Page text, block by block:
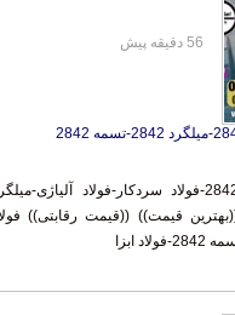
فروش فولاد ابزار 2842-فولاد سردکار-فولاد آلیاژی-میلگرد
آلیاژی-تسمه آلیاژی ((بهترین قیمت)) ((قیمت رقابتی)) فولاد
56 دقیقه پیش